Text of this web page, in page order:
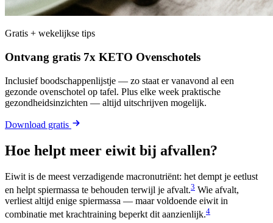
Gratis + wekelijkse tips
Ontvang gratis 7x KETO Ovenschotels
Inclusief boodschappenlijstje — zo staat er vanavond al een
gezonde ovenschotel op tafel. Plus elke week praktische
gezondheidsinzichten — altijd uitschrijven mogelijk.
Download gratis
Hoe helpt meer eiwit bij afvallen?
Eiwit is de meest verzadigende macronutriënt: het dempt je eetlust
en helpt spiermassa te behouden terwijl je afvalt.3 Wie afvalt,
verliest altijd enige spiermassa — maar voldoende eiwit in
combinatie met krachtraining beperkt dit aanzienlijk.4